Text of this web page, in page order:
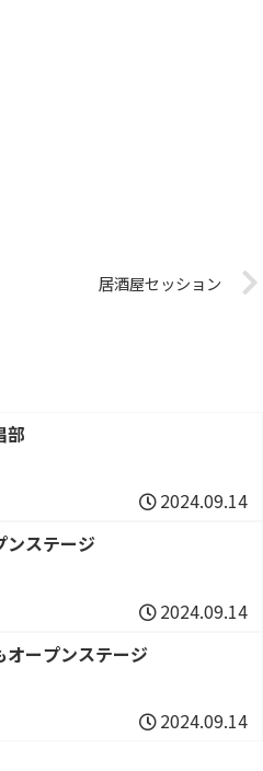
居酒屋セッション
部
2024.09.14
ンステージ
2024.09.14
オープンステージ
2024.09.14